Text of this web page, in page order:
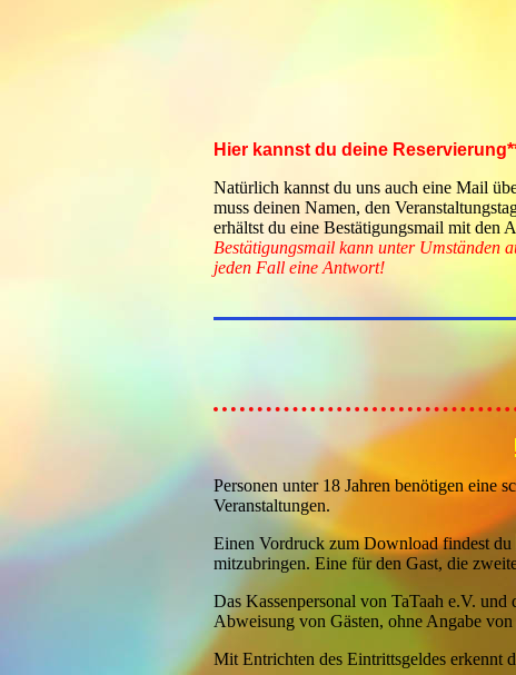
Hier kannst du deine
Natürlich kannst du uns auch eine Mail
muss deinen Namen, den
erhältst du eine Bestätigungsmail mit den
Bestätigungsmail kann unter Umständen
jeden Fall eine Antwort!
Personen unter 18 Jahren benötigen eine
Veranstaltungen.
Einen Vordruck zum Download findest du
mitzubringen. Eine für den Gast, die
Das Kassenpersonal von TaTaah e.V.
Abweisung von Gästen, ohne Angabe
Mit Entrichten des Eintrittsgeldes erkennt